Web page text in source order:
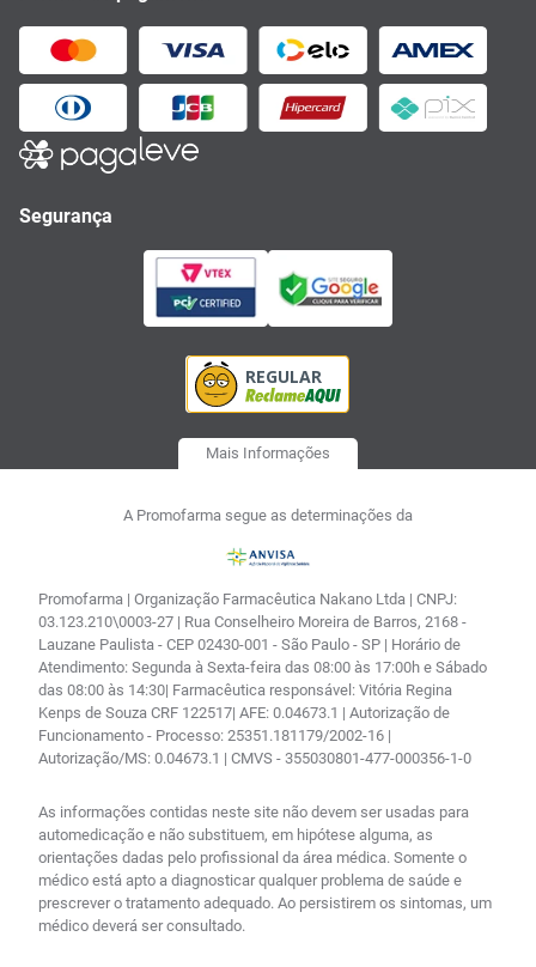
Segurança
Mais Informações
A Promofarma segue as determinações da
Promofarma | Organização Farmacêutica Nakano Ltda | CNPJ:
03.123.210\0003-27 | Rua Conselheiro Moreira de Barros, 2168 -
Lauzane Paulista - CEP 02430-001 - São Paulo - SP | Horário de
Atendimento: Segunda à Sexta-feira das 08:00 às 17:00h e Sábado
das 08:00 às 14:30| Farmacêutica responsável: Vitória Regina
Kenps de Souza CRF 122517| AFE: 0.04673.1 | Autorização de
Funcionamento - Processo: 25351.181179/2002-16 |
Autorização/MS: 0.04673.1 | CMVS - 355030801-477-000356-1-0
As informações contidas neste site não devem ser usadas para
automedicação e não substituem, em hipótese alguma, as
orientações dadas pelo profissional da área médica. Somente o
médico está apto a diagnosticar qualquer problema de saúde e
prescrever o tratamento adequado. Ao persistirem os sintomas, um
médico deverá ser consultado.